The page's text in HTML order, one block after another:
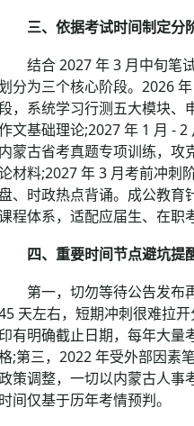
三、依据考试时间制定分
合 2027 年 3 月中旬笔试
分为三个核心阶段。2026
，系统学习行测五大模块、
文基础理论;2027 年 1 月 -
蒙古省考真题专项训练，攻
材料;2027 年 3 月考前冲刺
、时政热点背诵。成公教育
程体系，适配应届生、在职
四、重要时间节点避坑提
一，切勿等待公告发布再
天左右，短期冲刺很难拉
有明确截止日期，每年大量
;第三，2022 年受外部因素
策调整，一切以内蒙古人事
间仅基于历年考情预判。